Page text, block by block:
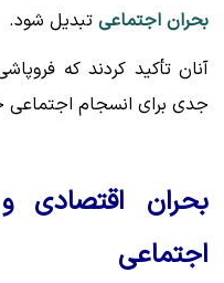
بحران اجتماعی تبدیل شود.
آنان تأکید کردند که
جدی برای انسجام اجتماعی
بحران
اجتماعی